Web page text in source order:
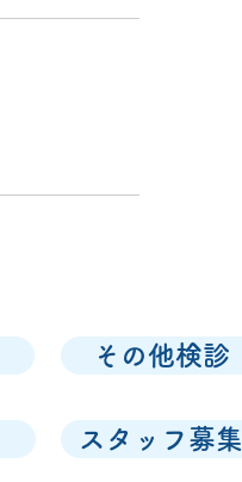
その他検診
スタッフ募集